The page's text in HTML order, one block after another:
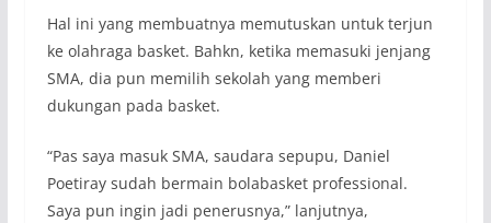
Hal ini yang membuatnya memutuskan untuk terjun
ke olahraga basket. Bahkn, ketika memasuki jenjang
SMA, dia pun memilih sekolah yang memberi
dukungan pada basket.
“Pas saya masuk SMA, saudara sepupu, Daniel
Poetiray sudah bermain bolabasket professional.
Saya pun ingin jadi penerusnya,” lanjutnya,